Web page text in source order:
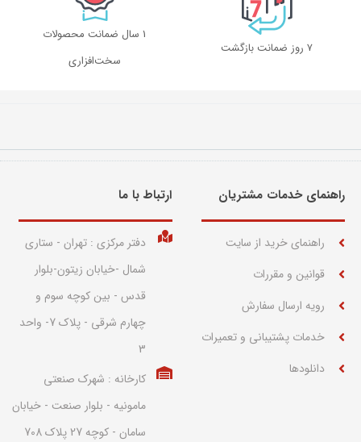
۷ روز ضمانت بازگشت
1 سال ضمانت محصولات
سخت‌افزاری
راهنمای خدمات مشتریان
راهنمای خرید از سایت
قوانین و مقررات
رویه ارسال سفارش
خدمات پشتیبانی و تعمیرات
دانلودها
ارتباط با ما​
دفتر مرکزی : تهران - ستاری
شمال -خیابان زیتون-بلوار
قدس - بین کوچه سوم و
چهارم شرقی - پلاک 7- واحد
3
کارخانه : شهرک صنعتی
مامونیه - بلوار صنعت - خیابان
سامان - کوچه 27 پلاک 708